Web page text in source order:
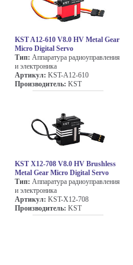
KST A12-610 V8.0 HV Metal Gear
Micro Digital Servo
Тип: Аппаратура радиоуправления
и электроника
Артикул: KST-A12-610
Производитель: KST
KST X12-708 V8.0 HV Brushless
Metal Gear Micro Digital Servo
Тип: Аппаратура радиоуправления
и электроника
Артикул: KST-X12-708
Производитель: KST